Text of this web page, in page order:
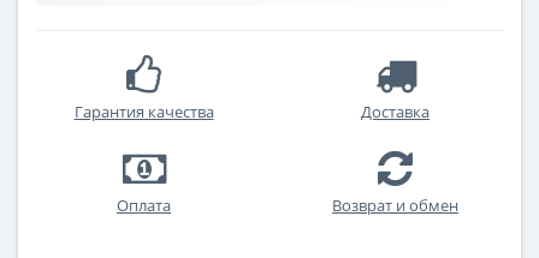
Гарантия качества Доставка
Оплата Возврат и обмен